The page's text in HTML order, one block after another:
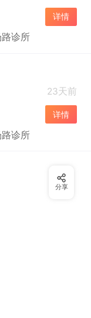
详情
诊所
23天前
详情
诊所
分享